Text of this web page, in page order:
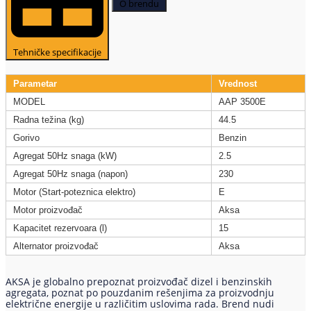
Tehničke specifikacije
O brendu
Parametar
Vrednost
MODEL
AAP 3500E
Radna težina (kg)
44.5
Gorivo
Benzin
Agregat 50Hz snaga (kW)
2.5
Agregat 50Hz snaga (napon)
230
Motor (Start-poteznica elektro)
E
Motor proizvođač
Aksa
Kapacitet rezervoara (l)
15
Alternator proizvođač
Aksa
AKSA je globalno prepoznat proizvođač dizel i benzinskih
agregata, poznat po pouzdanim rešenjima za proizvodnju
električne energije u različitim uslovima rada. Brend nudi